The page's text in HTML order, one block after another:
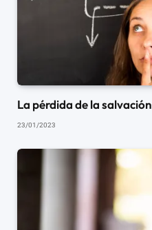
La pérdida de la salvación
23/01/2023